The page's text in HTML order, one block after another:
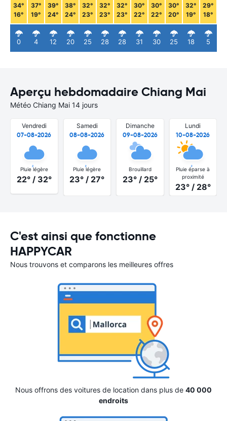
34°
16°
0
37°
19°
4
39°
24°
12
38°
24°
20
32°
23°
25
32°
23°
28
32°
23°
28
30°
22°
31
30°
22°
30
30°
20°
25
32°
19°
18
29°
18°
5
Aperçu hebdomadaire Chiang Mai
Météo Chiang Mai 14 jours
Vendredi
07-08-2026
Pluie légère
22° / 32°
Samedi
08-08-2026
Pluie légère
23° / 27°
Dimanche
09-08-2026
Brouillard
23° / 25°
Lundi
10-08-2026
Pluie éparse à
proximité
23° / 28°
C'est ainsi que fonctionne
HAPPYCAR
Nous trouvons et comparons les meilleures offres
Nous offrons des voitures de location dans plus de 40 000
endroits